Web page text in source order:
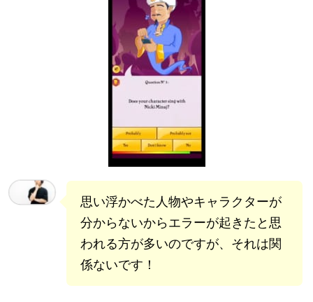
思い浮かべた人物やキャラクターが
分からないからエラーが起きたと思
われる方が多いのですが、それは関
係ないです！